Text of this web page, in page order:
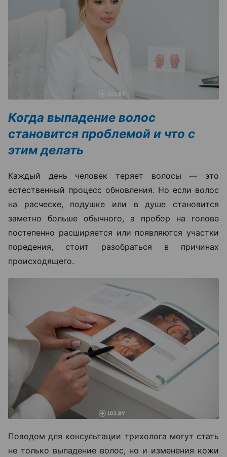
Когда выпадение волос
становится проблемой и что с
этим делать
Каждый день человек теряет волосы — это
естественный процесс обновления. Но если волос
на расческе, подушке или в душе становится
заметно больше обычного, а пробор на голове
постепенно расширяется или появляются участки
поредения, стоит разобраться в причинах
происходящего.
Поводом для консультации трихолога могут стать
не только выпадение волос, но и изменения кожи